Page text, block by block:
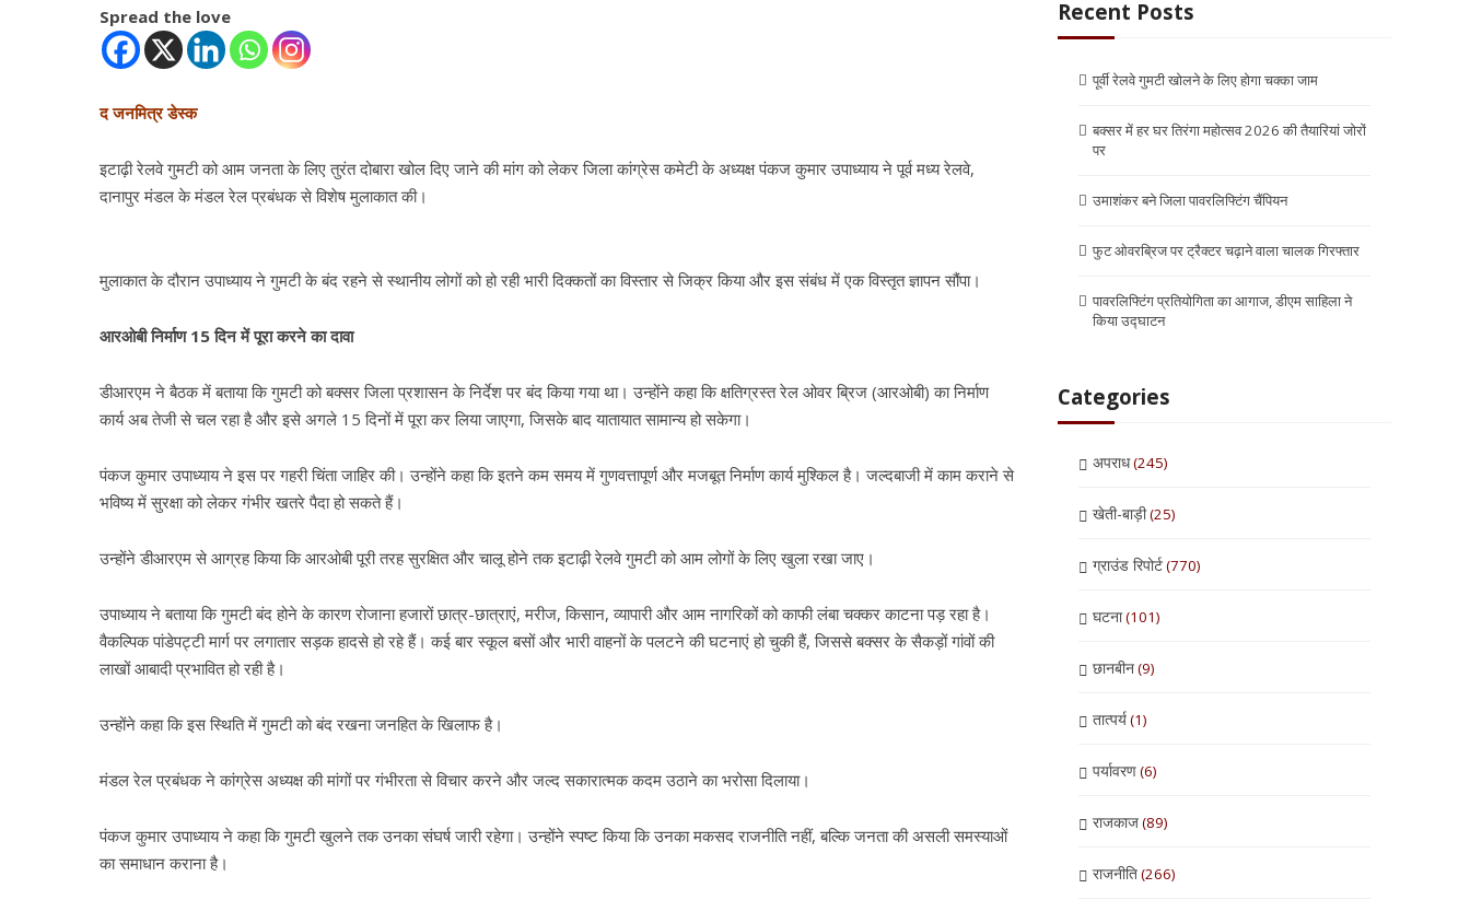
Spread the love
द जनमित्र डेस्क
इटाढ़ी रेलवे गुमटी को आम जनता के लिए तुरंत दोबारा खोल दिए जाने की मांग को लेकर जिला कांग्रेस कमेटी के अध्यक्ष पंकज कुमार उपाध्याय ने पूर्व मध्य रेलवे,
दानापुर मंडल के मंडल रेल प्रबंधक से विशेष मुलाकात की।
मुलाकात के दौरान उपाध्याय ने गुमटी के बंद रहने से स्थानीय लोगों को हो रही भारी दिक्कतों का विस्तार से जिक्र किया और इस संबंध में एक विस्तृत ज्ञापन सौंपा।
आरओबी निर्माण 15 दिन में पूरा करने का दावा
डीआरएम ने बैठक में बताया कि गुमटी को बक्सर जिला प्रशासन के निर्देश पर बंद किया गया था। उन्होंने कहा कि क्षतिग्रस्त रेल ओवर ब्रिज (आरओबी) का निर्माण
कार्य अब तेजी से चल रहा है और इसे अगले 15 दिनों में पूरा कर लिया जाएगा, जिसके बाद यातायात सामान्य हो सकेगा।
पंकज कुमार उपाध्याय ने इस पर गहरी चिंता जाहिर की। उन्होंने कहा कि इतने कम समय में गुणवत्तापूर्ण और मजबूत निर्माण कार्य मुश्किल है। जल्दबाजी में काम कराने से
भविष्य में सुरक्षा को लेकर गंभीर खतरे पैदा हो सकते हैं।
उन्होंने डीआरएम से आग्रह किया कि आरओबी पूरी तरह सुरक्षित और चालू होने तक इटाढ़ी रेलवे गुमटी को आम लोगों के लिए खुला रखा जाए।
उपाध्याय ने बताया कि गुमटी बंद होने के कारण रोजाना हजारों छात्र-छात्राएं, मरीज, किसान, व्यापारी और आम नागरिकों को काफी लंबा चक्कर काटना पड़ रहा है।
वैकल्पिक पांडेपट्टी मार्ग पर लगातार सड़क हादसे हो रहे हैं। कई बार स्कूल बसों और भारी वाहनों के पलटने की घटनाएं हो चुकी हैं, जिससे बक्सर के सैकड़ों गांवों की
लाखों आबादी प्रभावित हो रही है।
उन्होंने कहा कि इस स्थिति में गुमटी को बंद रखना जनहित के खिलाफ है।
मंडल रेल प्रबंधक ने कांग्रेस अध्यक्ष की मांगों पर गंभीरता से विचार करने और जल्द सकारात्मक कदम उठाने का भरोसा दिलाया।
पंकज कुमार उपाध्याय ने कहा कि गुमटी खुलने तक उनका संघर्ष जारी रहेगा। उन्होंने स्पष्ट किया कि उनका मकसद राजनीति नहीं, बल्कि जनता की असली समस्याओं
का समाधान कराना है।
Recent Posts
पूर्वी रेलवे गुमटी खोलने के लिए होगा चक्का जाम
बक्सर में हर घर तिरंगा महोत्सव 2026 की तैयारियां जोरों
पर
उमाशंकर बने जिला पावरलिफ्टिंग चैंपियन
फुट ओवरब्रिज पर ट्रैक्टर चढ़ाने वाला चालक गिरफ्तार
पावरलिफ्टिंग प्रतियोगिता का आगाज, डीएम साहिला ने
किया उद्घाटन
Categories
अपराध(245)
खेती-बाड़ी(25)
ग्राउंड रिपोर्ट(770)
घटना(101)
छानबीन(9)
तात्पर्य(1)
पर्यावरण(6)
राजकाज(89)
राजनीति(266)